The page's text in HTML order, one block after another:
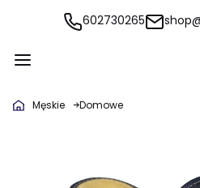
602730265
Męskie Domowe